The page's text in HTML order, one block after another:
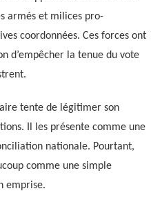
armés et milices pro-
coordonnées. Ces forces ont
d’empêcher la tenue du vote
tente de légitimer son
Il les présente comme une
nationale. Pourtant,
comme une simple
emprise.